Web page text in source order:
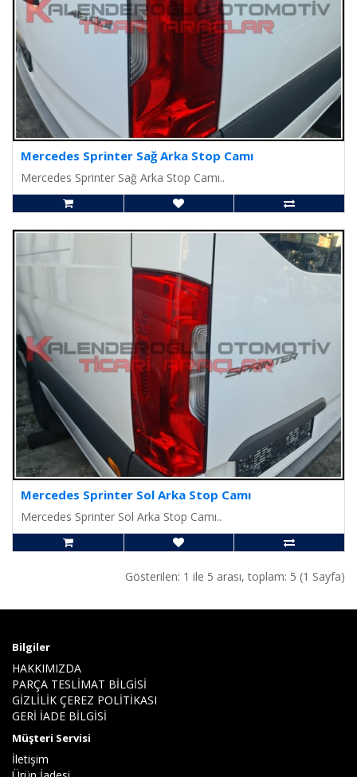
Mercedes Sprinter Sağ Arka Stop Camı
Mercedes Sprinter Sağ Arka Stop Camı..
Mercedes Sprinter Sol Arka Stop Camı
Mercedes Sprinter Sol Arka Stop Camı..
Gösterilen: 1 ile 5 arası, toplam: 5 (1 Sayfa)
Bilgiler
HAKKIMIZDA
PARÇA TESLİMAT BİLGİSİ
GİZLİLİK ÇEREZ POLİTİKASI
GERİ İADE BİLGİSİ
Müşteri Servisi
İletişim